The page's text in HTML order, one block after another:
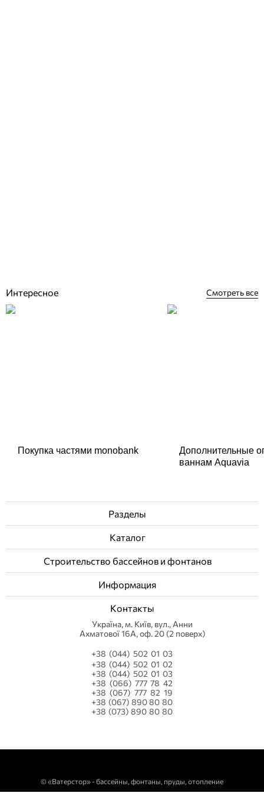
Интересное Смотреть все
Покупка частями monobank
Дополнительные
ваннам Aquavia
Разделы
Каталог
Строительство бассейнов и фонтанов
Информация
Контакты
Українa, м. Київ, вул., Анни
Ахматової 16А, оф. 20 (2 поверх)
+38 (044) 502 01 03
+38 (044) 502 01 02
+38 (044) 502 01 03
+38 (066) 777 78 42
+38 (067) 777 82 19
+38 (067) 890 80 80
+38 (073) 890 80 80
©«Ватерстор» - бассейны, фонтаны, пруды, отопление